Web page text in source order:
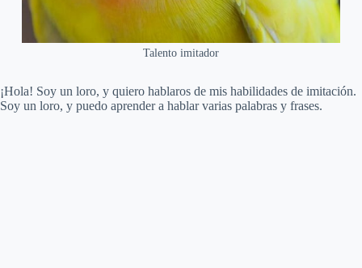
Talento imitador
¡Hola! Soy un loro, y quiero hablaros de mis habilidades de imitación.
Soy un loro, y puedo aprender a hablar varias palabras y frases.